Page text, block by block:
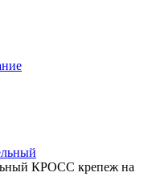
КРОСС крепеж на